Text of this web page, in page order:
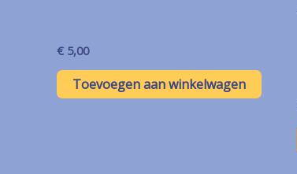
€ 5,00
Toevoegen aan winkelwagen